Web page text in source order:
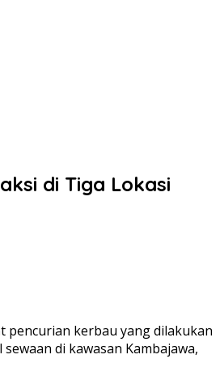
di Tiga Lokasi
pencurian kerbau yang dilakukan
di kawasan Kambajawa,